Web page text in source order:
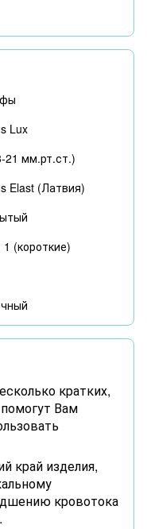
Lux
21 мм.рт.ст.)
Elast (Латвия)
1 (короткие)
кратких,
Вам
край изделия,
кровотока